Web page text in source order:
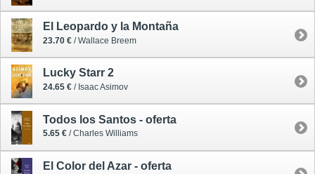
El Leopardo y la Montaña
23.70 € / Wallace Breem
Lucky Starr 2
24.65 € / Isaac Asimov
Todos los Santos - oferta
5.65 € / Charles Williams
El Color del Azar - oferta